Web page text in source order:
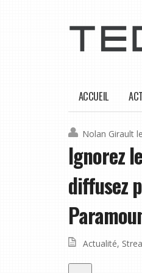
ACCUEIL
Nolan Girault
Ignorez
diffusez
Actualité,